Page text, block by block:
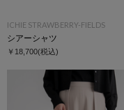
ICHIE STRAWBERRY-FIELDS
シアーシャツ
￥18,700(税込)